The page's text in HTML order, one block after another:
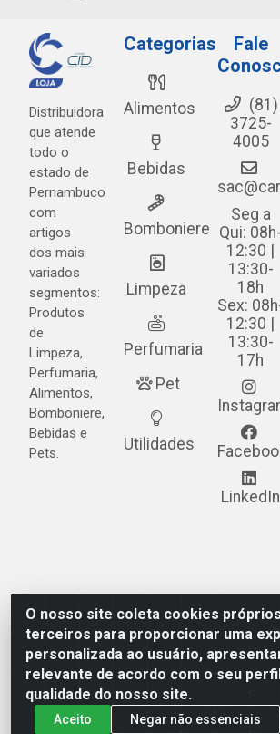
O nosso site coleta cookies
terceiros para proporcionar uma
personalizada ao usuário,
relevante de acordo com o seu
qualidade do nosso site.
Aceito Negar não essenciais
Distribuidora
que atende
todo o
estado de
Pernambuco
com
artigos
dos mais
variados
segmentos:
Produtos
de
Limpeza,
Perfumaria,
Alimentos,
Bomboniere,
Bebidas e
Pets.
Categorias
Alimentos
Bebidas
Bomboniere
Limpeza
Perfumaria
Pet
Utilidades
Fale
(81)
3725-
4005
Seg a
Qui: 08h-
12:30 |
13:30-
18h
Sex:
12:30 |
13:30-
17h
LinkedIn
Cardeal Distribuidora - Estrada Alto do
do Moura - Caruaru/PE - CEP
05.253.499/0001-62